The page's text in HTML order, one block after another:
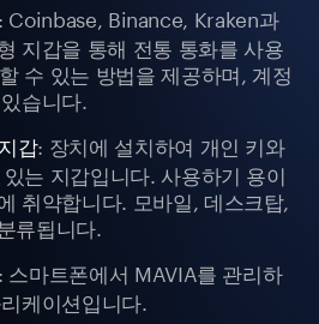
Coinbase, Binance, Kraken과
지갑을 통해 전통 통화를 사용
수 있는 방법을 제공하며, 계정
습니다.
갑: 장치에 설치하여 개인 키와
는 지갑입니다. 사용하기 용이
취약합니다. 모바일, 데스크탑,
류됩니다.
스마트폰에서 MAVIA를 관리하
케이션입니다.